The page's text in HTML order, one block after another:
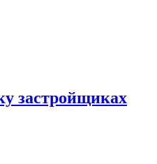
застройщиках